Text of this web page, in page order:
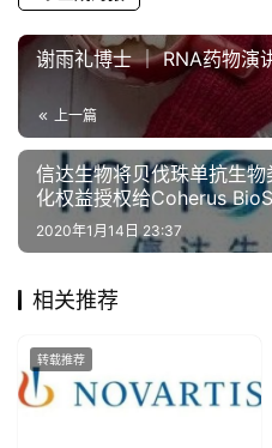
谢雨礼博士 ｜ RNA药物演
上一篇
信达生物将贝伐珠单抗生
化权益授权给Coherus
2020年1月14日 23:37
相关推荐
转载推荐